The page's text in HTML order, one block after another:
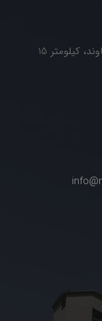
نشانی کارخانه: استان همدان، شهرستان نهاوند، کیلومتر 15